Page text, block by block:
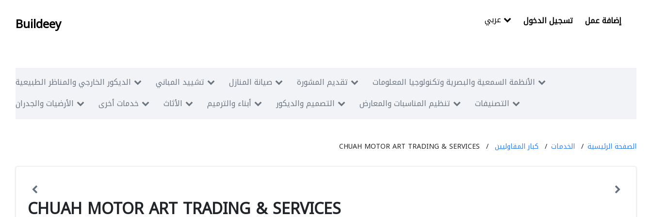
Buildeey تسجيل الدخول إضافة عمل
الديكور الخارجي والمناظر الطبيعية تشييد المباني صيانة المنازل تقديم المشورة
الأنظمة السمعية والبصرية وتكنولوجيا المعلومات
الأرضيات والجدران
خدمات أخرى الأثاث أبناء والترميم التصميم والديكور تنظيم المناسبات والمعارض التصنيفات
الصفحة الرئيسية الخدمات كبار المقاوليين CHUAH MOTOR ART TRADING & SERVICES
CHUAH MOTOR ART TRADING & SERVICES